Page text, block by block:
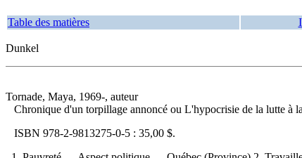
Table des matières
Dunkel
Tornade, Maya, 1969-, auteur
Chronique d'un torpillage annoncé ou L'hypocrisie de la lutte à
ISBN 978-2-9813275-0-5 : 35,00 $.